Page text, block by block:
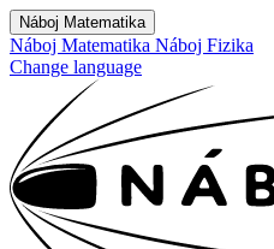
Náboj Matematika
Náboj Matematika Náboj Fizika
Change language